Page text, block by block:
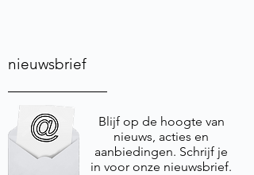
nieuwsbrief
Blijf op de hoogte van
nieuws, acties en
aanbiedingen. Schrijf je
in voor onze nieuwsbrief.